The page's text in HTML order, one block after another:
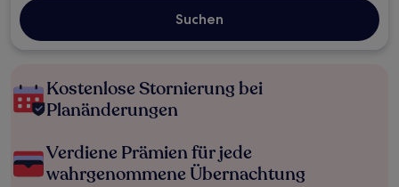
Suchen
Kostenlose Stornierung bei
Planänderungen
Verdiene Prämien für jede
wahrgenommene Übernachtung